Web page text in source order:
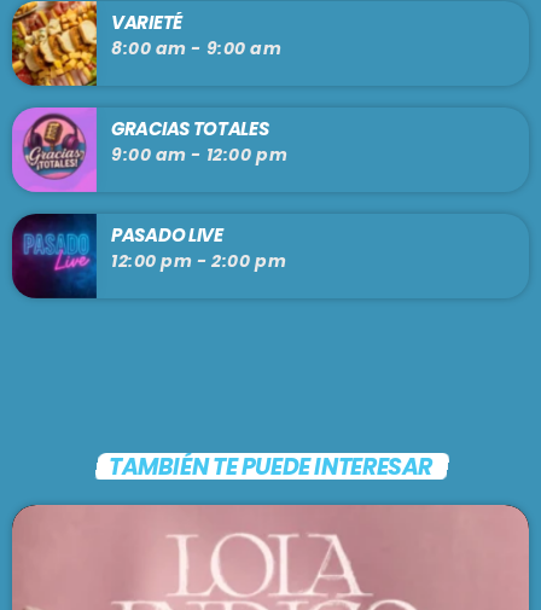
VARIETÉ
8:00 am - 9:00 am
GRACIAS TOTALES
9:00 am - 12:00 pm
PASADO LIVE
12:00 pm - 2:00 pm
TAMBIÉN TE PUEDE INTERESAR